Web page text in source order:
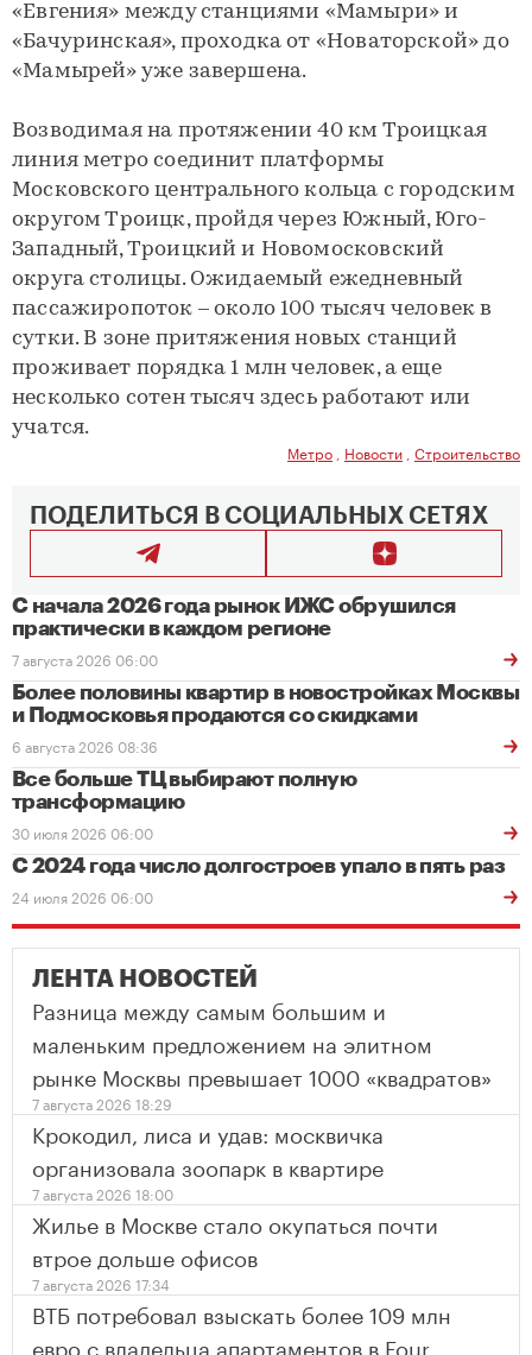
«Евгения» между станциями «Мамыри» и
«Бачуринская», проходка от «Новаторской» до
«Мамырей» уже завершена.
Возводимая на протяжении 40 км Троицкая
линия метро соединит платформы
Московского центрального кольца с городским
округом Троицк, пройдя через Южный, Юго-
Западный, Троицкий и Новомосковский
округа столицы. Ожидаемый ежедневный
пассажиропоток – около 100 тысяч человек в
сутки. В зоне притяжения новых станций
проживает порядка 1 млн человек, а еще
несколько сотен тысяч здесь работают или
учатся.
Метро Новости Строительство
ПОДЕЛИТЬСЯ В СОЦИАЛЬНЫХ СЕТЯХ
С начала 2026 года рынок ИЖС обрушился
практически в каждом регионе
7 августа 2026 06:00
Более половины квартир в новостройках Москвы
и Подмосковья продаются со скидками
6 августа 2026 08:36
Все больше ТЦ выбирают полную
трансформацию
30 июля 2026 06:00
С 2024 года число долгостроев упало в пять раз
24 июля 2026 06:00
ЛЕНТА НОВОСТЕЙ
Разница между самым большим и
маленьким предложением на элитном
рынке Москвы превышает 1000 «квадратов»
7 августа 2026 18:29
Крокодил, лиса и удав: москвичка
организовала зоопарк в квартире
7 августа 2026 18:00
Жилье в Москве стало окупаться почти
втрое дольше офисов
7 августа 2026 17:34
ВТБ потребовал взыскать более 109 млн
евро с владельца апартаментов в Four